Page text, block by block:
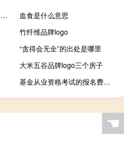
Word中半角标点符号怎样改为全角符号
血食是什么意思
竹纤维品牌logo
“贪得会无全”的出处是哪里
大米五谷品牌logo三个房子
基金从业资格考试的报名费用是多少？
☚